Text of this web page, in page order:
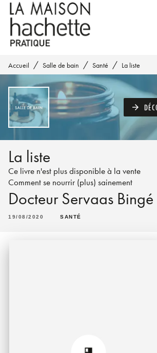
MENU RECHERCHE
PIED DE PAGE
Accueil / Salle de bain / Santé / La liste
arrow_forward
La liste
Ce livre n'est plus disponible à la vente
Comment se nourrir (plus) sainement
Docteur Servaas Bingé
19/08/2020 SANTÉ